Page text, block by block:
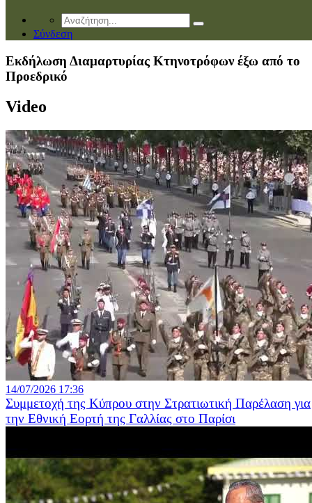
Σύνδεση
Εκδήλωση Διαμαρτυρίας Κτηνοτρόφων έξω από το
Προεδρικό
Video
14/07/2026 17:36
Συμμετοχή της Κύπρου στην Στρατιωτική Παρέλαση για
την Εθνική Εορτή της Γαλλίας στο Παρίσι